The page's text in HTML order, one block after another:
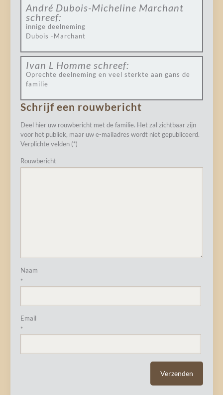
André Dubois-Micheline Marchant
schreef:
innige deelneming
Dubois -Marchant
Ivan L Homme schreef:
Oprechte deelneming en veel sterkte aan gans de
familie
Schrijf een rouwbericht
Deel hier uw rouwbericht met de familie. Het zal zichtbaar zijn
voor het publiek, maar uw e-mailadres wordt niet gepubliceerd.
Verplichte velden (*)
Rouwbericht
Naam
*
Email
*